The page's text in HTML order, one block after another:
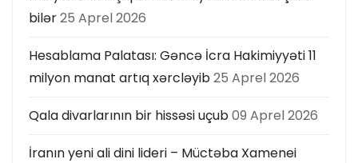
bilər25 Aprel 2026
Hesablama Palatası: Gəncə İcra Hakimiyyəti 11
milyon manat artıq xərcləyib25 Aprel 2026
Qala divarlarının bir hissəsi uçub09 Aprel 2026
İranın yeni ali dini lideri – Müctəba Xamenei